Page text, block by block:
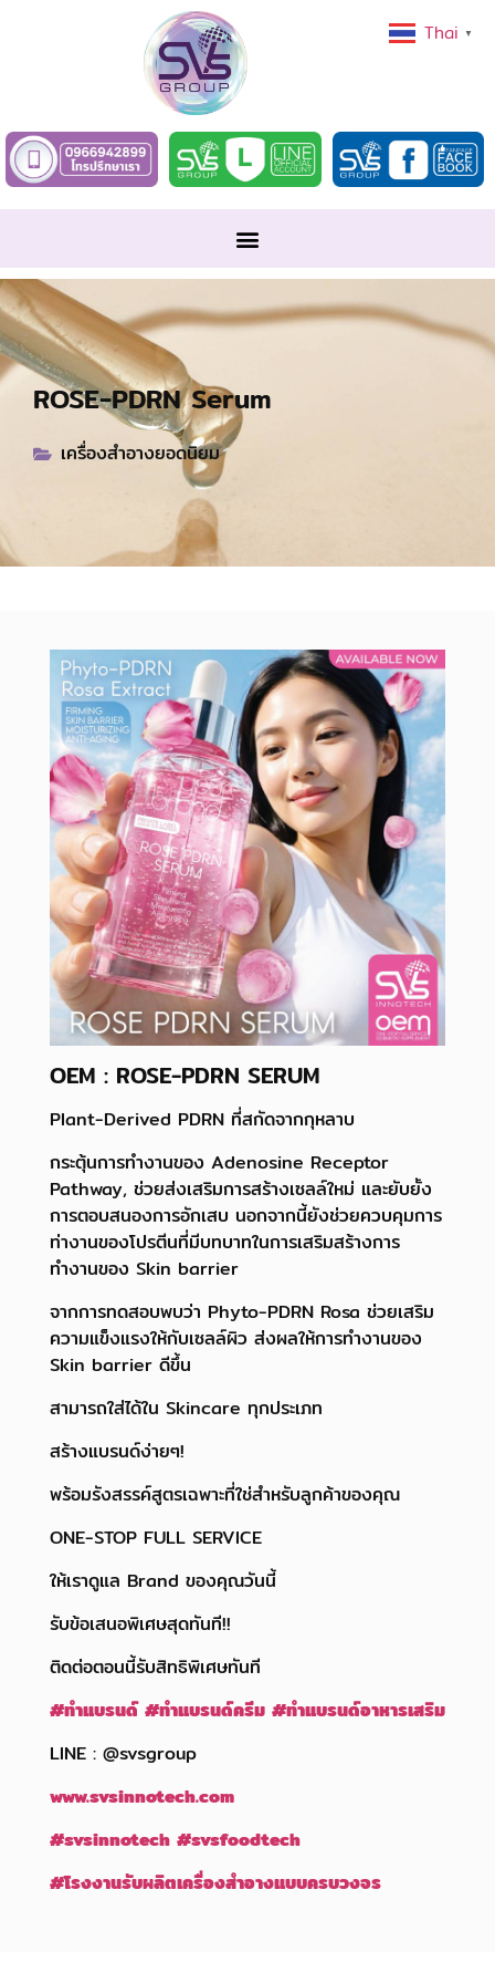
ROSE-PDRN Serum
เครื่องสำอางยอดนิยม
OEM : ROSE-PDRN SERUM
Plant-Derived PDRN ที่สกัดจากกุหลาบ
กระตุ้นการทำงานของ Adenosine Receptor
Pathway, ช่วยส่งเสริมการสร้างเซลล์ใหม่ และยับยั้ง
การตอบสนองการอักเสบ นอกจากนี้ยังช่วยควบคุมการ
ท่างานของโปรตีนที่มีบทบาทในการเสริมสร้างการ
ทำงานของ Skin barrier
จากการทดสอบพบว่า Phyto-PDRN Rosa ช่วยเสริม
ความแข็งแรงให้กับเซลล์ผิว ส่งผลให้การทำงานของ
Skin barrier ดีขึ้น
สามารถใส่ได้ใน Skincare ทุกประเภท
สร้างแบรนด์ง่ายๆ!
พร้อมรังสรรค์สูตรเฉพาะที่ใช่สำหรับลูกค้าของคุณ
ONE-STOP FULL SERVICE
ให้เราดูแล Brand ของคุณวันนี้
รับข้อเสนอพิเศษสุดทันที!!
ติดต่อตอนนี้รับสิทธิพิเศษทันที
#ทำแบรนด์ #ทำแบรนด์ครีม #ทำแบรนด์อาหารเสริม
LINE : @svsgroup
www.svsinnotech.com
#svsinnotech #svsfoodtech
#โรงงานรับผลิตเครื่องสำอางแบบครบวงจร
Thai ▼